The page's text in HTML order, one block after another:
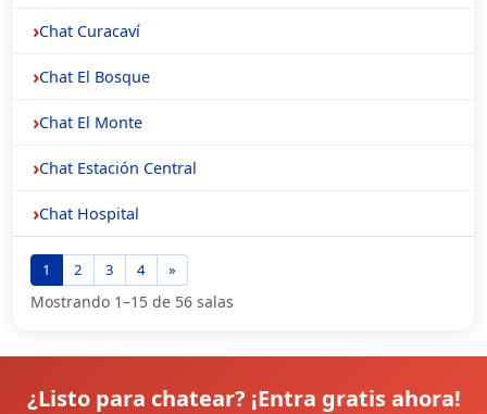
Chat Curacaví
Chat El Bosque
Chat El Monte
Chat Estación Central
Chat Hospital
1 2 3 4 »
Mostrando 1–15 de 56 salas
¿Listo para chatear? ¡Entra gratis ahora!